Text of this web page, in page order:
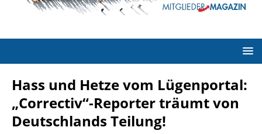
Hass und Hetze vom Lügenportal:
„Correctiv“-Reporter träumt von
Deutschlands Teilung!